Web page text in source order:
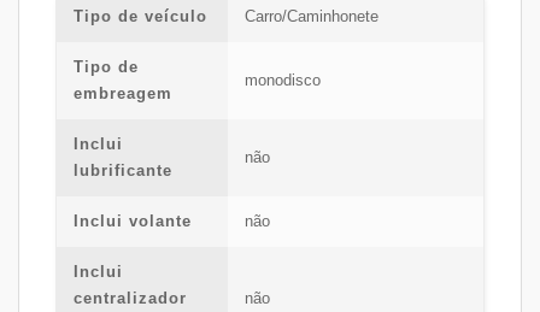
Tipo de veículo Carro/Caminhonete
Tipo de
embreagem
monodisco
Inclui
lubrificante
não
Inclui volante não
Inclui
centralizador
não